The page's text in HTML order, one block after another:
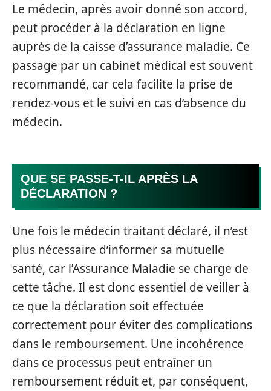
Le médecin, après avoir donné son accord,
peut procéder à la déclaration en ligne
auprès de la caisse d’assurance maladie. Ce
passage par un cabinet médical est souvent
recommandé, car cela facilite la prise de
rendez-vous et le suivi en cas d’absence du
médecin.
QUE SE PASSE-T-IL APRÈS LA
DÉCLARATION ?
Une fois le médecin traitant déclaré, il n’est
plus nécessaire d’informer sa mutuelle
santé, car l’Assurance Maladie se charge de
cette tâche. Il est donc essentiel de veiller à
ce que la déclaration soit effectuée
correctement pour éviter des complications
dans le remboursement. Une incohérence
dans ce processus peut entraîner un
remboursement réduit et, par conséquent,